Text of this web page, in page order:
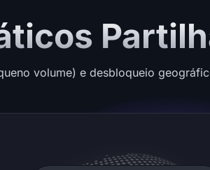
volume) e desbloqueio